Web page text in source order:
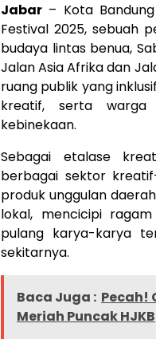
Jabar – Kota
Festival 2025, sebuah
budaya lintas benua,
Jalan Asia Afrika dan
ruang publik yang
kreatif, serta warga
kebinekaan.
Sebagai etalase
berbagai sektor
produk unggulan
lokal, mencicipi
pulang karya-karya
sekitarnya.
Baca Juga : Pecah!
Meriah Puncak HJKB